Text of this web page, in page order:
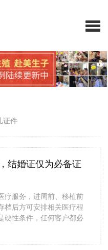
证件
结婚证仅为必备证
疗服务，进周前、移植前
档后方可安排相关医疗程
硬性条件，任何客户都必